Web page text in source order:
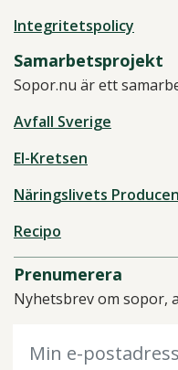
Integritetspolicy
Samarbetsprojekt
Sopor.nu är ett
Avfall Sverige
El-Kretsen
Näringslivets
Recipo
Prenumerera
Nyhetsbrev om sopor,